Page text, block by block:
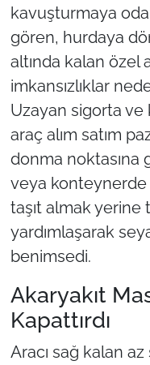
kavuşturmaya
gören, hurdaya
altında kalan özel
imkansızlıklar
Uzayan sigorta
araç alım satım
donma noktasına
veya konteynerde
taşıt almak yerine
yardımlaşarak
benimsedi.
Akaryakıt
Kapattırdı
Aracı sağ kalan